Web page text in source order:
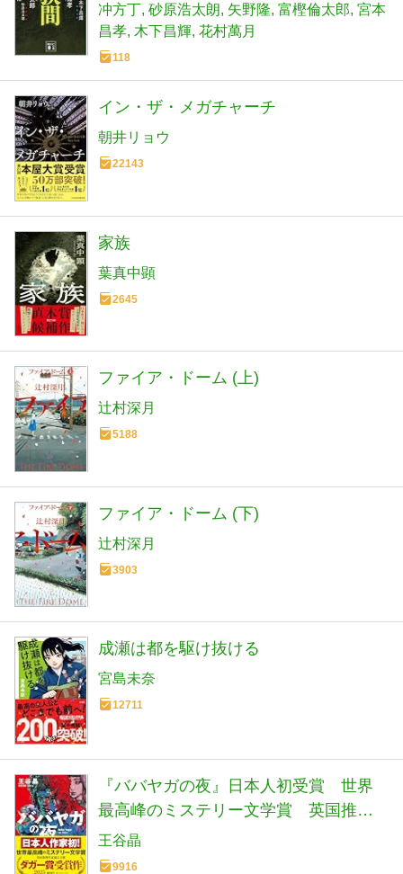
冲方丁 砂原浩太朗 矢野隆 富樫倫太郎 宮本
昌孝 木下昌輝 花村萬月
118
イン・ザ・メガチャーチ
朝井リョウ
22143
家族
葉真中顕
2645
ファイア・ドーム (上)
辻村深月
5188
ファイア・ドーム (下)
辻村深月
3903
成瀬は都を駆け抜ける
宮島未奈
12711
『ババヤガの夜』日本人初受賞 世界
最高峰のミステリー文学賞 英国推理
作家協会賞(ダガー賞） (河出文庫 お 46-
1)
王谷晶
9916